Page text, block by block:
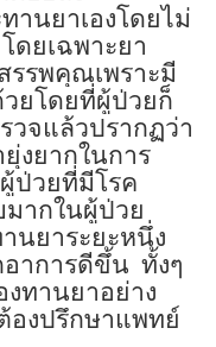
านยาเองโดยไม่
โดยเฉพาะยา
รรพคุณเพราะมี
ยโดยที่ผู้ป่วยก็
วจแล้วปรากฏว่า
งยากในการ
ป่วยที่มีโรค
ากในผู้ป่วย
นยาระยะหนึ่ง
อาการดีขึ้น ทั้งๆ
งทานยาอย่าง
องปรึกษาแพทย์